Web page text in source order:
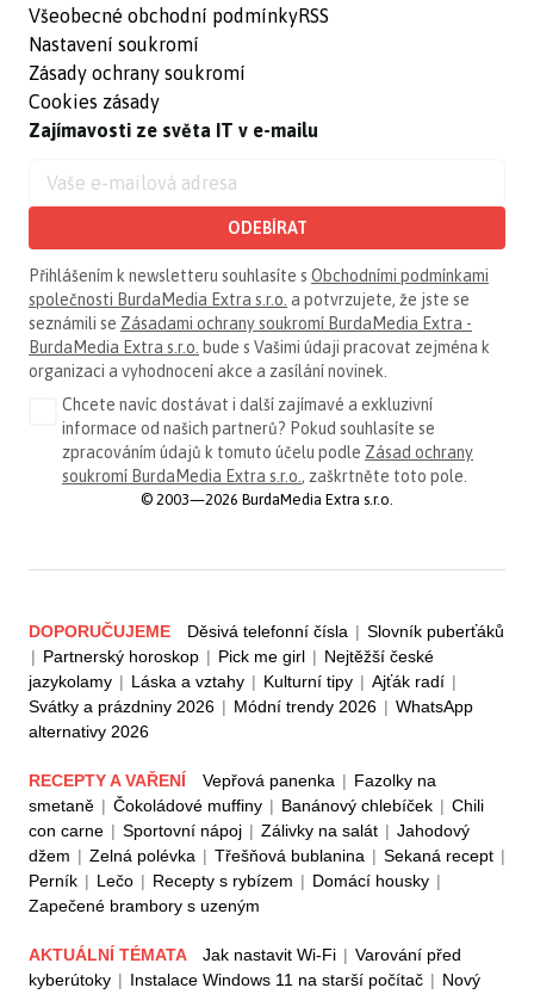
Všeobecné obchodní podmínky
Nastavení soukromí
Zásady ochrany soukromí
Cookies zásady
RSS
Zajímavosti ze světa IT v e-mailu
ODEBÍRAT
Přihlášením k newsletteru souhlasíte s Obchodními podmínkami
společnosti BurdaMedia Extra s.r.o. a potvrzujete, že jste se
seznámili se Zásadami ochrany soukromí BurdaMedia Extra -
BurdaMedia Extra s.r.o. bude s Vašimi údaji pracovat zejména k
organizaci a vyhodnocení akce a zasílání novinek.
Chcete navíc dostávat i další zajímavé a exkluzivní
informace od našich partnerů? Pokud souhlasíte se
zpracováním údajů k tomuto účelu podle Zásad ochrany
soukromí BurdaMedia Extra s.r.o., zaškrtněte toto pole.
© 2003—2026 BurdaMedia Extra s.r.o.
DOPORUČUJEME Děsivá telefonní čísla | Slovník puberťáků
| Partnerský horoskop | Pick me girl | Nejtěžší české
jazykolamy | Láska a vztahy | Kulturní tipy | Ajťák radí |
Svátky a prázdniny 2026 | Módní trendy 2026 | WhatsApp
alternativy 2026
RECEPTY A VAŘENÍ Vepřová panenka | Fazolky na
smetaně | Čokoládové muffiny | Banánový chlebíček | Chili
con carne | Sportovní nápoj | Zálivky na salát | Jahodový
džem | Zelná polévka | Třešňová bublanina | Sekaná recept |
Perník | Lečo | Recepty s rybízem | Domácí housky |
Zapečené brambory s uzeným
AKTUÁLNÍ TÉMATA Jak nastavit Wi-Fi | Varování před
kyberútoky | Instalace Windows 11 na starší počítač | Nový